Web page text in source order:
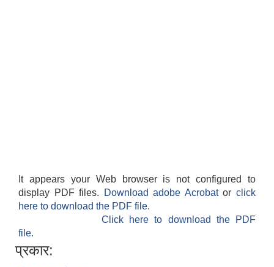
It appears your Web browser is not configured to
display PDF files.
Download adobe Acrobatorclick
here to download the PDF file.
Click here to download the PDF
file.
प्रकार: